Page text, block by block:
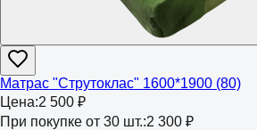
Матрас "Струтоклас" 1600*1900 (80)
Цена:2 500 ₽
При покупке от 30 шт.:2 300 ₽